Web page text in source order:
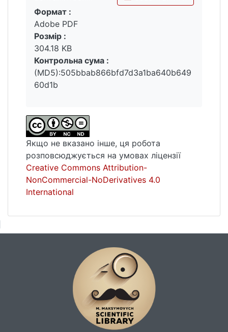
віротерпимості повинні ґрунтуватися на
використанні принципів толерантності й
конструктивного мирного діалогу.
Можливим напрямом розв’язання
релігійних протиріч визначено об’єднання
християнських конфесій навколо ідеї
автокефалії з поступовим нівелюванням
міжконфесійних та державно-церковних
відносин – партнерські, як такі, що
забезпечать деполітизацію релігійної
сфери.
Ключові слова: конфесія, православ’я,
католицизм, протестантизм,
церковні відносини, релігійний конфлікт,
примирення, порозуміння.
Вантажиться...
Формат :
Adobe PDF
Розмір :
304.18 KB
Контрольна сума :
(MD5):505bbab866bfd7d3a1ba640b649
60d1b
Якщо не вказано інше, ця робота
розповсюджується на умовах ліцензії
Creative Commons Attribution-
NonCommercial-NoDerivatives 4.0
International